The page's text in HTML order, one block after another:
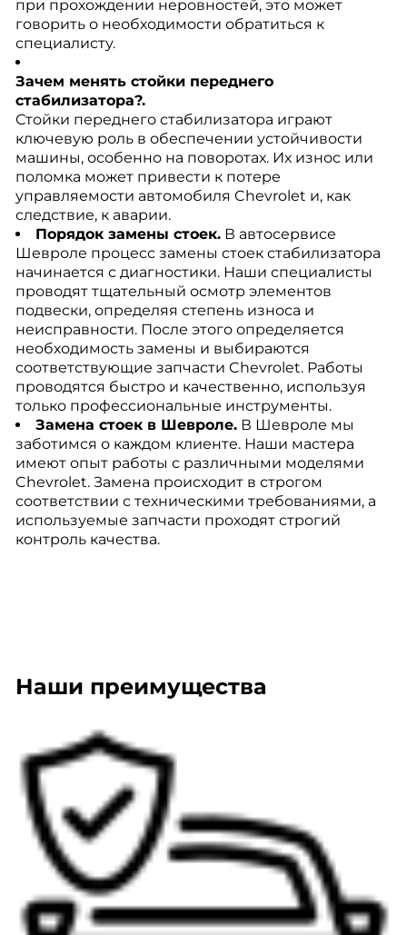
при прохождении неровностей, это может
говорить о необходимости обратиться к
специалисту.
Зачем менять стойки переднего
стабилизатора?.
Стойки переднего стабилизатора играют
ключевую роль в обеспечении устойчивости
машины, особенно на поворотах. Их износ или
поломка может привести к потере
управляемости автомобиля Chevrolet и, как
следствие, к аварии.
Порядок замены стоек.В автосервисе
Шевроле процесс замены стоек стабилизатора
начинается с диагностики. Наши специалисты
проводят тщательный осмотр элементов
подвески, определяя степень износа и
неисправности. После этого определяется
необходимость замены и выбираются
соответствующие запчасти Chevrolet. Работы
проводятся быстро и качественно, используя
только профессиональные инструменты.
Замена стоек в Шевроле.В Шевроле мы
заботимся о каждом клиенте. Наши мастера
имеют опыт работы с различными моделями
Chevrolet. Замена происходит в строгом
соответствии с техническими требованиями, а
используемые запчасти проходят строгий
контроль качества.
Наши преимущества